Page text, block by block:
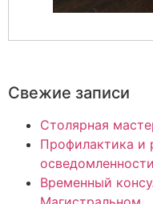
Свежие записи
Столярная
Профилактика и
Временный